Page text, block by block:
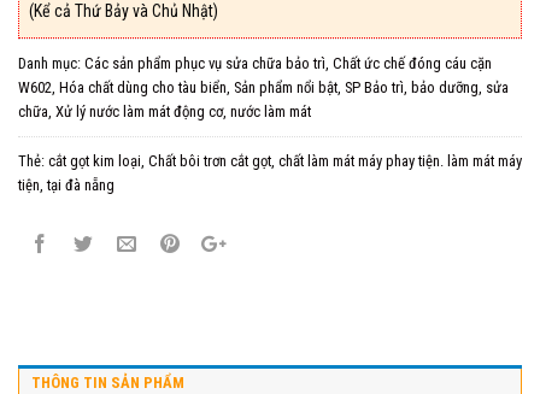
(Kể cả Thứ Bảy và Chủ Nhật)
Danh mục: Các sản phẩm phục vụ sửa chữa bảo trì, Chất ức chế đóng cáu cặn
W602, Hóa chất dùng cho tàu biển, Sản phẩm nổi bật, SP Bảo trì, bảo dưỡng, sửa
chữa, Xử lý nước làm mát động cơ, nước làm mát
Thẻ: cắt gọt kim loại, Chất bôi trơn cắt gọt, chất làm mát máy phay tiện. làm mát máy
tiện,tại đà nẵng
THÔNG TIN SẢN PHẨM